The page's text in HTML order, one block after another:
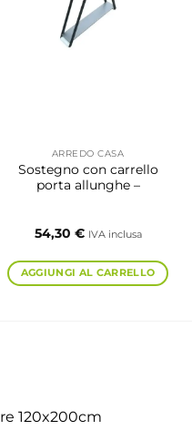
ARREDO CASA
Sostegno con carrello
porta allunghe –
54,30 € IVA inclusa
AGGIUNGI AL CARRELLO
120x200cm